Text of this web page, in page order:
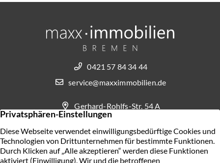
Gerhard-Rohlfs-Str. 54 A
28757 Bremen
0421 57 84 34 44
service@maxximmobilien.de
KONTAKT AUFNEHMEN